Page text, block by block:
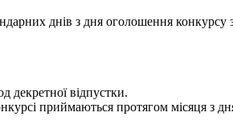
днів з дня оголошення конкурсу
декретної відпустки.
приймаються протягом місяця з